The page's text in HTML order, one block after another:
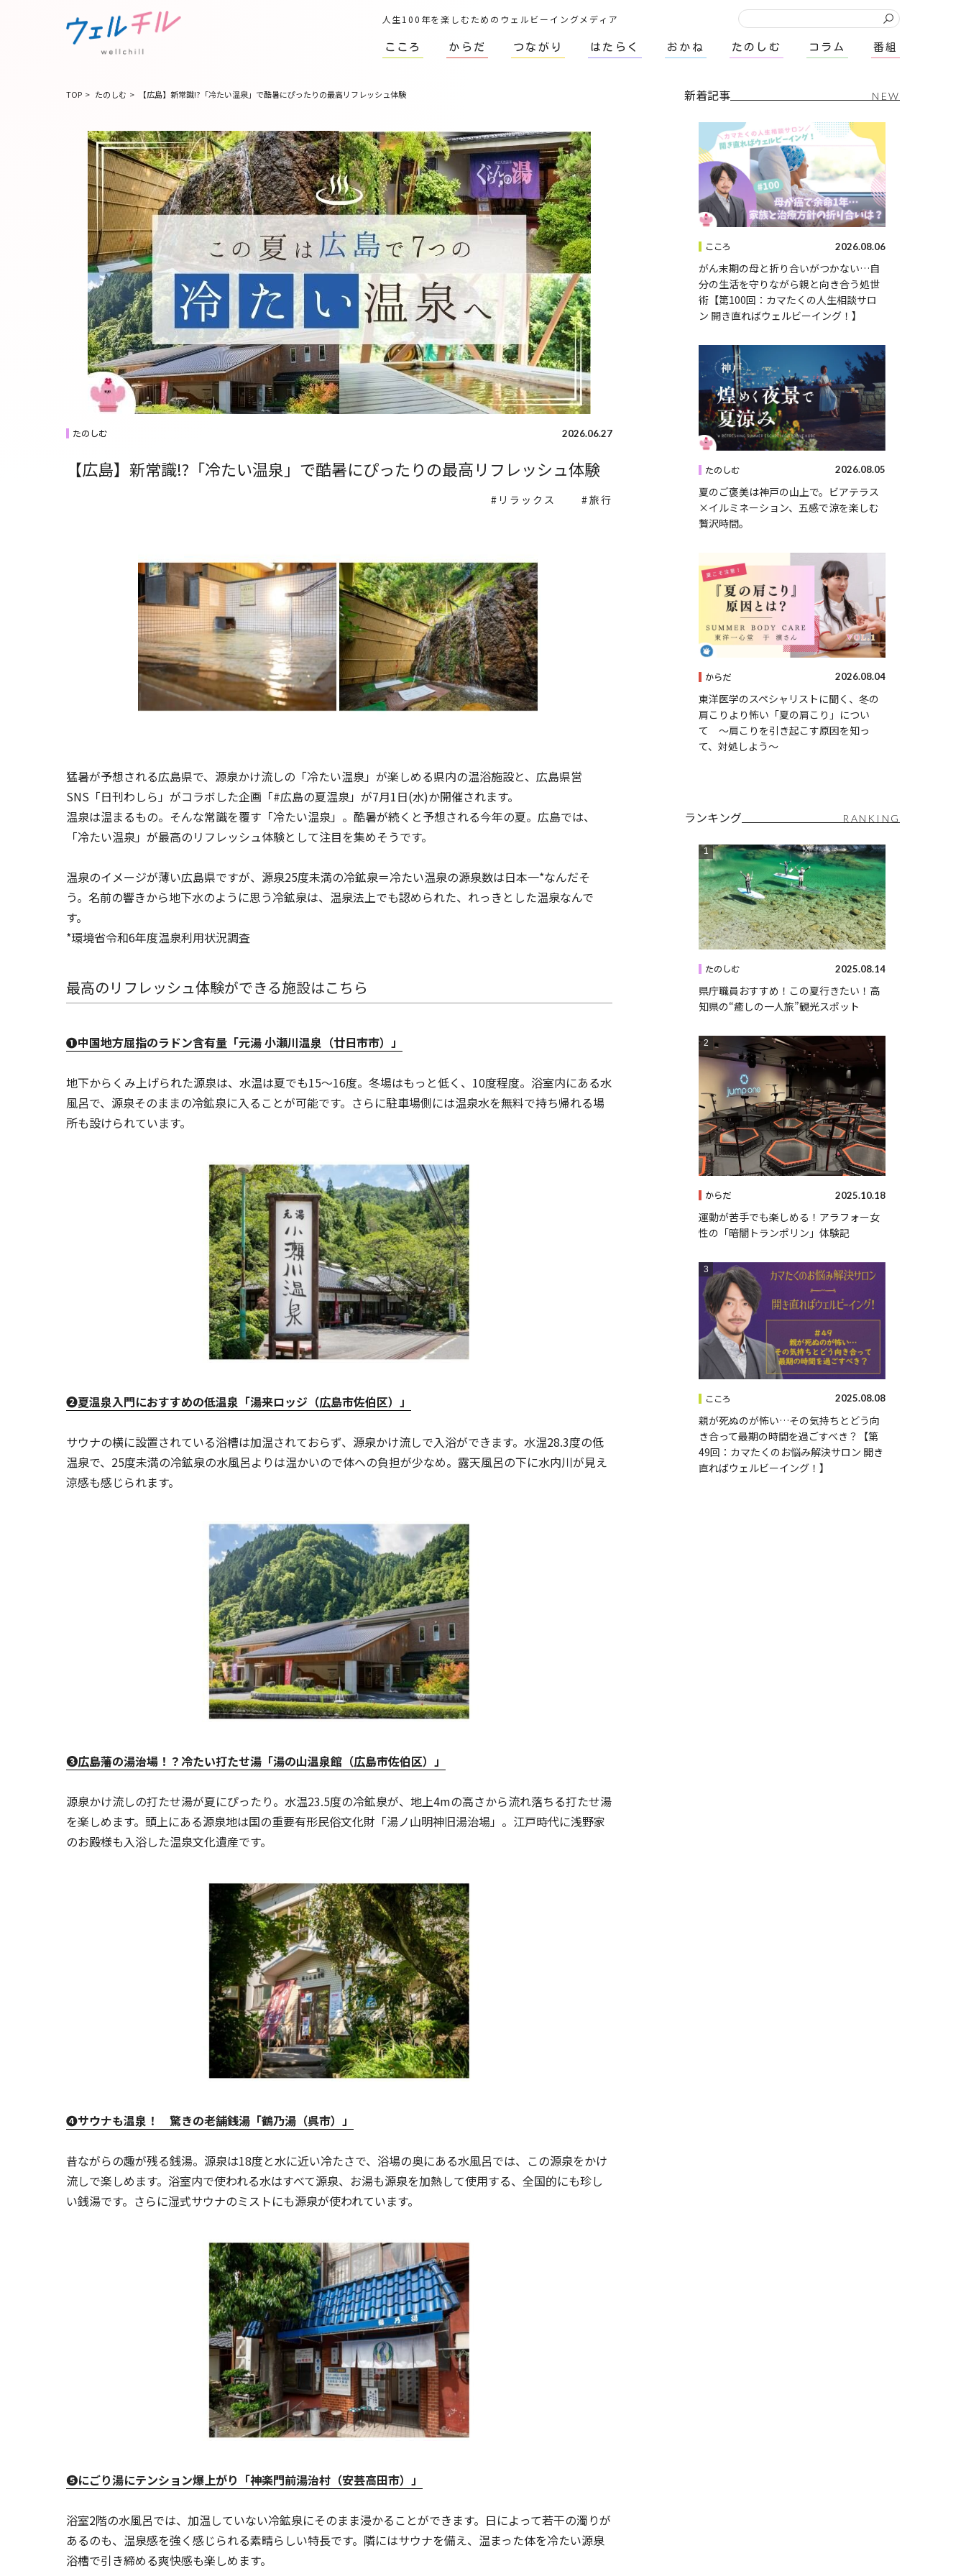
人生100年を楽しむためのウェルビーイングメディア
こころ からだ つながり はたらく おかね たのしむ コラム 番組
TOP > たのしむ > 【広島】新常識!?「冷たい温泉」で酷暑にぴったりの最高リフレッシュ体験
たのしむ 2026.06.27
【広島】新常識!?「冷たい温泉」で酷暑にぴったりの最高リフレッシュ体験
リラックス 旅行
猛暑が予想される広島県で、源泉かけ流しの「冷たい温泉」が楽しめる県内の温浴施設と、広島県営
SNS「日刊わしら」がコラボした企画「#広島の夏温泉」が7月1日(水)か開催されます。
温泉は温まるもの。そんな常識を覆す「冷たい温泉」。酷暑が続くと予想される今年の夏。広島では、
「冷たい温泉」が最高のリフレッシュ体験として注目を集めそうです。
温泉のイメージが薄い広島県ですが、源泉25度未満の冷鉱泉＝冷たい温泉の源泉数は日本一*なんだそ
う。名前の響きから地下水のように思う冷鉱泉は、温泉法上でも認められた、れっきとした温泉なんで
す。
*環境省令和6年度温泉利用状況調査
最高のリフレッシュ体験ができる施設はこちら
❶中国地方屈指のラドン含有量「元湯 小瀬川温泉（廿日市市）」
地下からくみ上げられた源泉は、水温は夏でも15～16度。冬場はもっと低く、10度程度。浴室内にある水
風呂で、源泉そのままの冷鉱泉に入ることが可能です。さらに駐車場側には温泉水を無料で持ち帰れる場
所も設けられています。
➋夏温泉入門におすすめの低温泉「湯来ロッジ（広島市佐伯区）」
サウナの横に設置されている浴槽は加温されておらず、源泉かけ流しで入浴ができます。水温28.3度の低
温泉で、25度未満の冷鉱泉の水風呂よりは温かいので体への負担が少なめ。露天風呂の下に水内川が見え
涼感も感じられます。
❸広島藩の湯治場！？冷たい打たせ湯「湯の山温泉館（広島市佐伯区）」
源泉かけ流しの打たせ湯が夏にぴったり。水温23.5度の冷鉱泉が、地上4mの高さから流れ落ちる打たせ湯
を楽しめます。頭上にある源泉地は国の重要有形民俗文化財「湯ノ山明神旧湯治場」。江戸時代に浅野家
のお殿様も入浴した温泉文化遺産です。
❹サウナも温泉！ 驚きの老舗銭湯「鶴乃湯（呉市）」
昔ながらの趣が残る銭湯。源泉は18度と水に近い冷たさで、浴場の奥にある水風呂では、この源泉をかけ
流しで楽しめます。浴室内で使われる水はすべて源泉、お湯も源泉を加熱して使用する、全国的にも珍し
い銭湯です。さらに湿式サウナのミストにも源泉が使われています。
➎にごり湯にテンション爆上がり「神楽門前湯治村（安芸高田市）」
浴室2階の水風呂では、加温していない冷鉱泉にそのまま浸かることができます。日によって若干の濁りが
あるのも、温泉感を強く感じられる素晴らしい特長です。隣にはサウナを備え、温まった体を冷たい源泉
浴槽で引き締める爽快感も楽しめます。
新着記事 NEW
こころ 2026.08.06
がん末期の母と折り合いがつかない…自
分の生活を守りながら親と向き合う処世
術【第100回：カマたくの人生相談サロ
ン 開き直ればウェルビーイング！】
たのしむ 2026.08.05
夏のご褒美は神戸の山上で。ビアテラス
×イルミネーション、五感で涼を楽しむ
贅沢時間。
からだ 2026.08.04
東洋医学のスペシャリストに聞く、冬の
肩こりより怖い「夏の肩こり」につい
て 〜肩こりを引き起こす原因を知っ
て、対処しよう〜
ランキング RANKING
たのしむ 2025.08.14
県庁職員おすすめ！この夏行きたい！高
知県の“癒しの一人旅”観光スポット
からだ 2025.10.18
運動が苦手でも楽しめる！アラフォー女
性の「暗闇トランポリン」体験記
こころ 2025.08.08
親が死ぬのが怖い…その気持ちとどう向
き合って最期の時間を過ごすべき？【第
49回：カマたくのお悩み解決サロン 開き
直ればウェルビーイング！】